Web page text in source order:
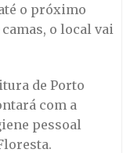
o próximo
o local vai
de Porto
com a
pessoal